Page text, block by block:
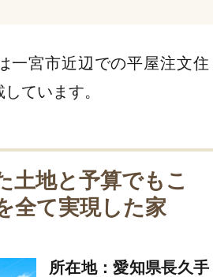
一宮市近辺での平屋注文住
ています。
土地と予算でもこ
全て実現した家
所在地：愛知県長久手